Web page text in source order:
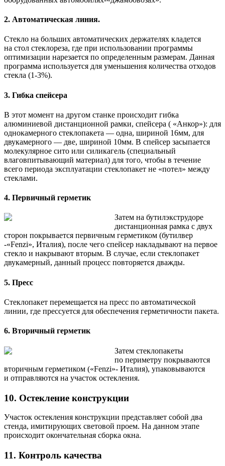
2. Автоматическая линия.
Стекло на больших автоматических держателях кладется
на стол стеклореза, где при использовании программы
оптимизации нарезается по определенным размерам. Данная
программа используется для уменьшения количества отходов
стекла (1-3%).
3. Гибка спейсера
В этот момент на другом станке происходит гибка
алюминиевой дистанционной рамки, спейсера ( «Анкор»): для
однокамерного стеклопакета — одна, шириной 16мм, для
двукамерного — две, шириной 10мм. В спейсер засыпается
молекулярное сито или силикагель (специальный
влаговпитывающий материал) для того, чтобы в течение
всего периода эксплуатации стеклопакет не «потел» между
стеклами.
4. Первичный герметик
Затем на бутилэкструдоре
дистанционная рамка с двух
сторон покрывается первичным герметиком (бутилвер
-«Fenzi», Италия), после чего спейсер накладывают на первое
стекло и накрывают вторым. В случае, если стеклопакет
двукамерный, данный процесс повторяется дважды.
5. Пресс
Стеклопакет перемещается на пресс по автоматической
линии, где прессуется для обеспечения герметичности пакета.
6. Вторичный герметик
Затем стеклопакеты
по периметру покрываются
вторичным герметиком («Fenzi»- Италия), упаковываются
и отправляются на участок остекления.
10. Остекление конструкции
Участок остекления конструкции представляет собой два
стенда, имитирующих световой проем. На данном этапе
происходит окончательная сборка окна.
11. Контроль качества